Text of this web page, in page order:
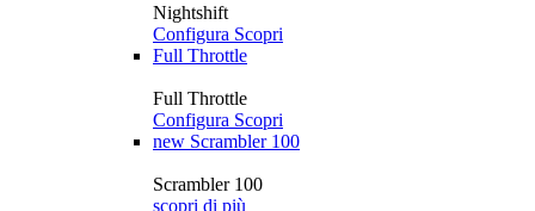
Nightshift
Configura Scopri
Full Throttle
Full Throttle
Configura Scopri
new Scrambler 100
Scrambler 100
scopri di più